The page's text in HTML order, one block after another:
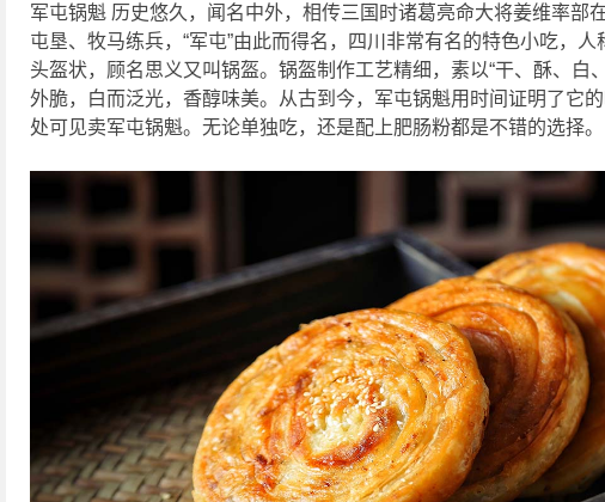
军屯锅魁 历史悠久，闻名中外，相传三国时诸葛亮命大将姜维率部
屯垦、牧马练兵，“军屯”由此而得名，四川非常有名的特色小吃，人
头盔状，顾名思义又叫锅盔。锅盔制作工艺精细，素以“干、酥、白
外脆，白而泛光，香醇味美。从古到今，军屯锅魁用时间证明了它
处可见卖军屯锅魁。无论单独吃，还是配上肥肠粉都是不错的选择。